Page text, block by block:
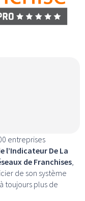
entreprises
l’Indicateur De La
de Franchises
de son système
toujours plus de